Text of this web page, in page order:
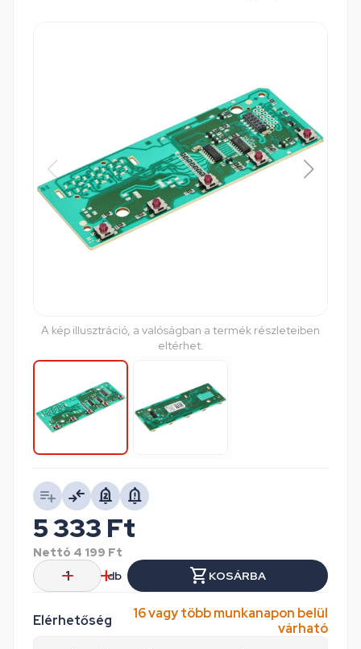
A kép illusztráció, a valóságban a termék részleteiben
eltérhet.
Elérhetőség
16 vagy több munkanapon belül
várható
5 333 Ft
Nettó 4 199 Ft
db
KOSÁRBA